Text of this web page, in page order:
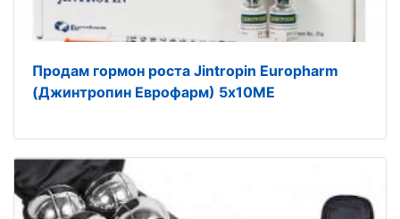
Продам гормон роста Jintropin Europharm
(Джинтропин Еврофарм) 5х10ME